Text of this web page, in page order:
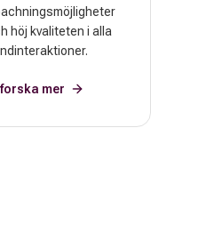
höj kvaliteten i alla
mer